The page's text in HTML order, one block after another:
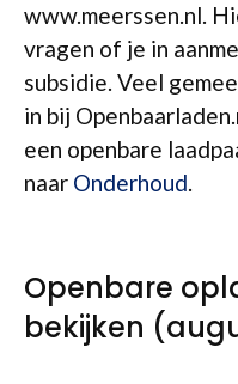
www.meerssen.nl.
vragen of je in
subsidie. Veel
in bij
een openbare
naar Onderhoud.
Openbare
bekijken